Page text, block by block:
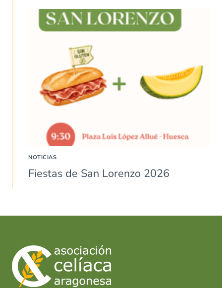
NOTICIAS
Fiestas de San Lorenzo 2026